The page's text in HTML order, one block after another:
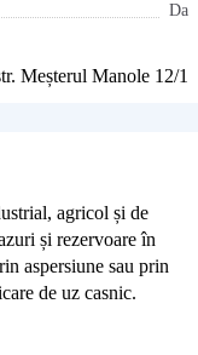
Da
Meșterul Manole 12/1
agricol și de
și rezervoare în
aspersiune sau prin
de uz casnic.